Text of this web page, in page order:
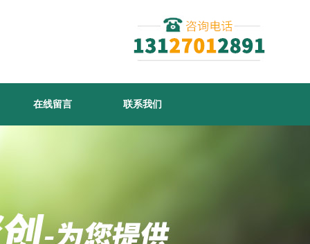
在线留言 联系我们